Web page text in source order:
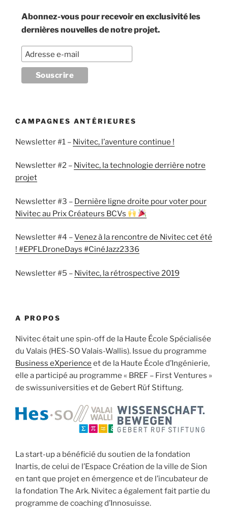
Abonnez-vous pour recevoir en exclusivité les
dernières nouvelles de notre projet.
CAMPAGNES ANTÉRIEURES
Newsletter #1 – Nivitec, l’aventure continue !
Newsletter #2 – Nivitec, la technologie derrière notre
projet
Newsletter #3 – Dernière ligne droite pour voter pour
Nivitec au Prix Créateurs BCVs
Newsletter #4 –Venez à la rencontre de Nivitec cet été
! #EPFLDroneDays #CinéJazz2336
Newsletter #5 – Nivitec, la rétrospective 2019
A PROPOS
Nivitec était une spin-off de la Haute École Spécialisée
du Valais (HES-SO Valais-Wallis). Issue du programme
Business eXperience et de la Haute École d’Ingénierie,
elle a participé au programme « BREF – First Ventures »
de swissuniversities et de Gebert Rüf Stiftung.
La start-up a bénéficié du soutien de la fondation
Inartis, de celui de l’Espace Création de la ville de Sion
en tant que projet en émergence et de l’incubateur de
la fondation The Ark. Nivitec a également fait partie du
programme de coaching d’Innosuisse.